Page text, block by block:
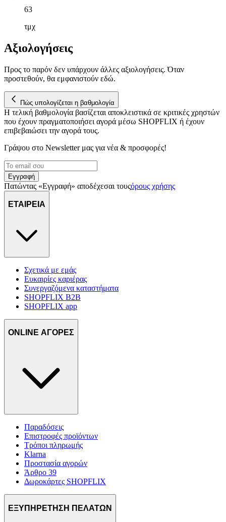
αναλύουμε την κυκλοφορία μας. Εμείς και οι 1022 συνεργάτες
διεύθυνση IP σας, χρησιμοποιώντας τεχνολογία όπως cookies
στη συσκευή σας, με σκοπό την προβολή εξατομικευμένων
διαφημίσεων και περιεχομένου, τις μετρήσεις σχετικά με
διαφημίσεις και περιεχόμενο, την καλύτερη εικόνα του κοινού
μας και την ανάπτυξη προϊόντων. Επίσης, κοινοποιούμε
τοποθεσίας μας στους συνεργάτες μέσων κοινωνικής
δικτύωσης, διαφημίσεων και ανάλυσης.
63
τμχ
Αξιολογήσεις
Προς το παρόν δεν υπάρχουν άλλες αξιολογήσεις. Όταν
προστεθούν, θα εμφανιστούν εδώ.
Πώς υπολογίζεται η βαθμολογία
Η τελική βαθμολογία βασίζεται αποκλειστικά σε κριτικές χρηστών
που έχουν πραγματοποιήσει αγορά μέσω SHOPFLIX ή έχουν
επιβεβαιώσει την αγορά τους.
Γράψου στο Νewsletter μας για νέα & προσφορές!
Εγγραφή
Πατώντας «Εγγραφή» αποδέχεσαι τουςόρους χρήσης
ΕΤΑΙΡΕΙΑ
Σχετικά με εμάς
Ευκαιρίες καριέρας
Συνεργαζόμενα καταστήματα
SHOPFLIX B2B
SHOPFLIX app
ONLINE ΑΓΟΡΕΣ
Παραδόσεις
Επιστροφές προϊόντων
Τρόποι πληρωμής
Klarna
Προστασία αγορών
Άρθρο 39
Δωροκάρτες SHOPFLIX
ΕΞΥΠΗΡΕΤΗΣΗ ΠΕΛΑΤΩΝ